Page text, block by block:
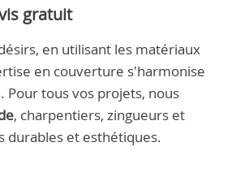
gratuit
en utilisant les matériaux
en couverture s'harmonise
tous vos projets, nous
, charpentiers, zingueurs et
durables et esthétiques.